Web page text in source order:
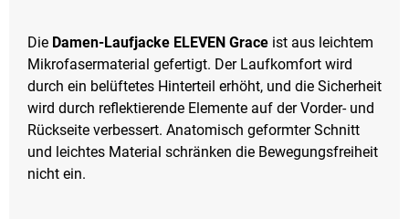
Die Damen-Laufjacke ELEVEN Grace ist aus leichtem
Mikrofasermaterial gefertigt. Der Laufkomfort wird
durch ein belüftetes Hinterteil erhöht, und die Sicherheit
wird durch reflektierende Elemente auf der Vorder- und
Rückseite verbessert. Anatomisch geformter Schnitt
und leichtes Material schränken die Bewegungsfreiheit
nicht ein.